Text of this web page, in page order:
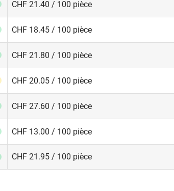
CHF 21.40 / 100 pièce
CHF 18.45 / 100 pièce
CHF 21.80 / 100 pièce
CHF 20.05 / 100 pièce
CHF 27.60 / 100 pièce
CHF 13.00 / 100 pièce
CHF 21.95 / 100 pièce